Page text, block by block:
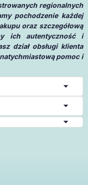
regionalnych
pochodzenie każdej
oraz szczegółową
ich autentyczność i
dział obsługi klienta
pomoc i